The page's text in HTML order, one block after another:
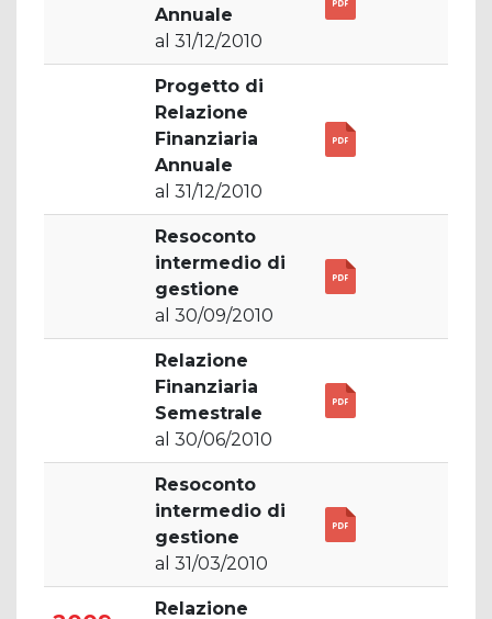
Annuale
al 31/12/2010
Progetto di
Relazione
Finanziaria
Annuale
al 31/12/2010
Resoconto
intermedio di
gestione
al 30/09/2010
Relazione
Finanziaria
Semestrale
al 30/06/2010
Resoconto
intermedio di
gestione
al 31/03/2010
Relazione